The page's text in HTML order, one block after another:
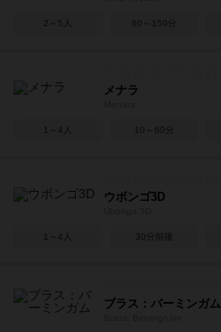
2～5人 60～150分
メナラ
1～4人 10～60分
ウボンゴ3D
1～4人 30分前後
ブラス：バーミンガム